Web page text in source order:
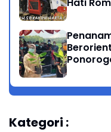
Hati
Kategori :